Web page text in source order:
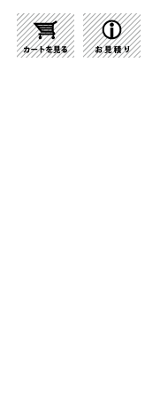
リア照明の通信販売【ライ